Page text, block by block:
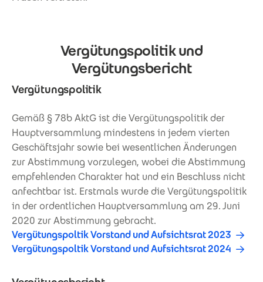
Vergütungspolitik und
Vergütungsbericht
Vergütungspolitik
Gemäß § 78b AktG ist die Vergütungspolitik der
Hauptversammlung mindestens in jedem vierten
Geschäftsjahr sowie bei wesentlichen Änderungen
zur Abstimmung vorzulegen, wobei die Abstimmung
empfehlenden Charakter hat und ein Beschluss nicht
anfechtbar ist. Erstmals wurde die Vergütungspolitik
in der ordentlichen Hauptversammlung am 29. Juni
2020 zur Abstimmung gebracht.
Vergütungspoltik Vorstand und Aufsichtsrat 2023
Vergütungspoltik Vorstand und Aufsichtsrat 2024